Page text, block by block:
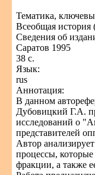
Тематика,
Всеобщая история
Сведения об
Саратов 1995
38 с.
Язык:
rus
Аннотация:
В данном
Дубовицкий Г.А.
исследований о
представителей
Автор
процессы,
фракции, а также